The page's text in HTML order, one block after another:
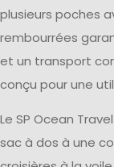
plusieurs poches
rembourrées
et un transport
conçu pour une
Le SP Ocean
sac à dos à une